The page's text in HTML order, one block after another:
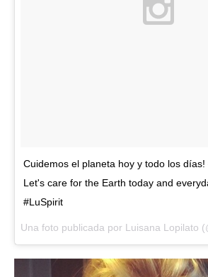
Cuidemos el planeta hoy y todo los
Let's care for the Earth today and
#LuSpirit